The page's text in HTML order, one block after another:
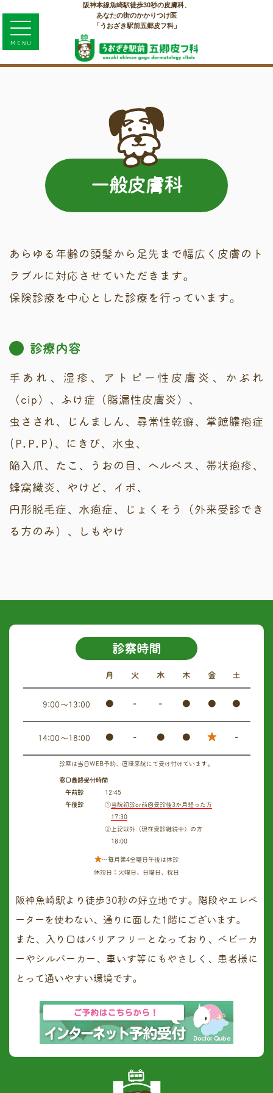
MENU
一般皮膚科
あらゆる年齢の頭髪から足先まで幅広く皮膚のト
ラブルに対応させていただきます。
保険診療を中心とした診療を行っています。
診療内容
手あれ、湿疹、 アトピー性皮膚炎 、
かぶれ
（cip）
、ふけ症（脂漏性皮膚炎）、
虫さされ 、 じんましん 、 尋常性乾癬 、 掌蹠膿疱症
(P.P.P) 、 にきび、 水虫 、
陥入爪、
たこ、うおの目 、 ヘルペス 、 帯状疱疹 、
蜂窩織炎、 やけど 、 イボ 、
円形脱毛症、水疱症、
じょくそう
（外来受診でき
る方のみ）、しもやけ
診察時間
月 火 水 木 金 土
9:00～13:00 ● - - ● ● ●
14:00～18:00 ● - ● ● ★ -
診察は当日WEB予約、直接来院にて受け付けています。
窓口最終受付時間
午前診
12:45
午後診
①当院初診or前回受診後3か月経った方
17:30
②上記以外（現在受診継続中）の方
18:00
★…毎月第4金曜日午後は休診
休診日：火曜日、日曜日、祝日
阪神魚崎駅より徒歩30秒の好立地です。階段やエレベ
ーターを使わない、通りに面した1階にございます。
また、入り口はバリアフリーとなっており、ベビーカ
ーやシルバーカー、車いす等にもやさしく、患者様に
とって通いやすい環境です。